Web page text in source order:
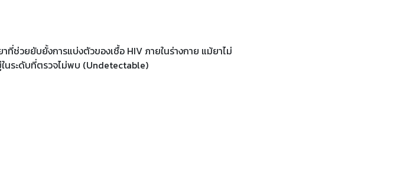
ช่วยยับยั้งการแบ่งตัวของเชื้อ HIV ภายในร่างกาย แม้ยาไม่
นระดับที่ตรวจไม่พบ (Undetectable)